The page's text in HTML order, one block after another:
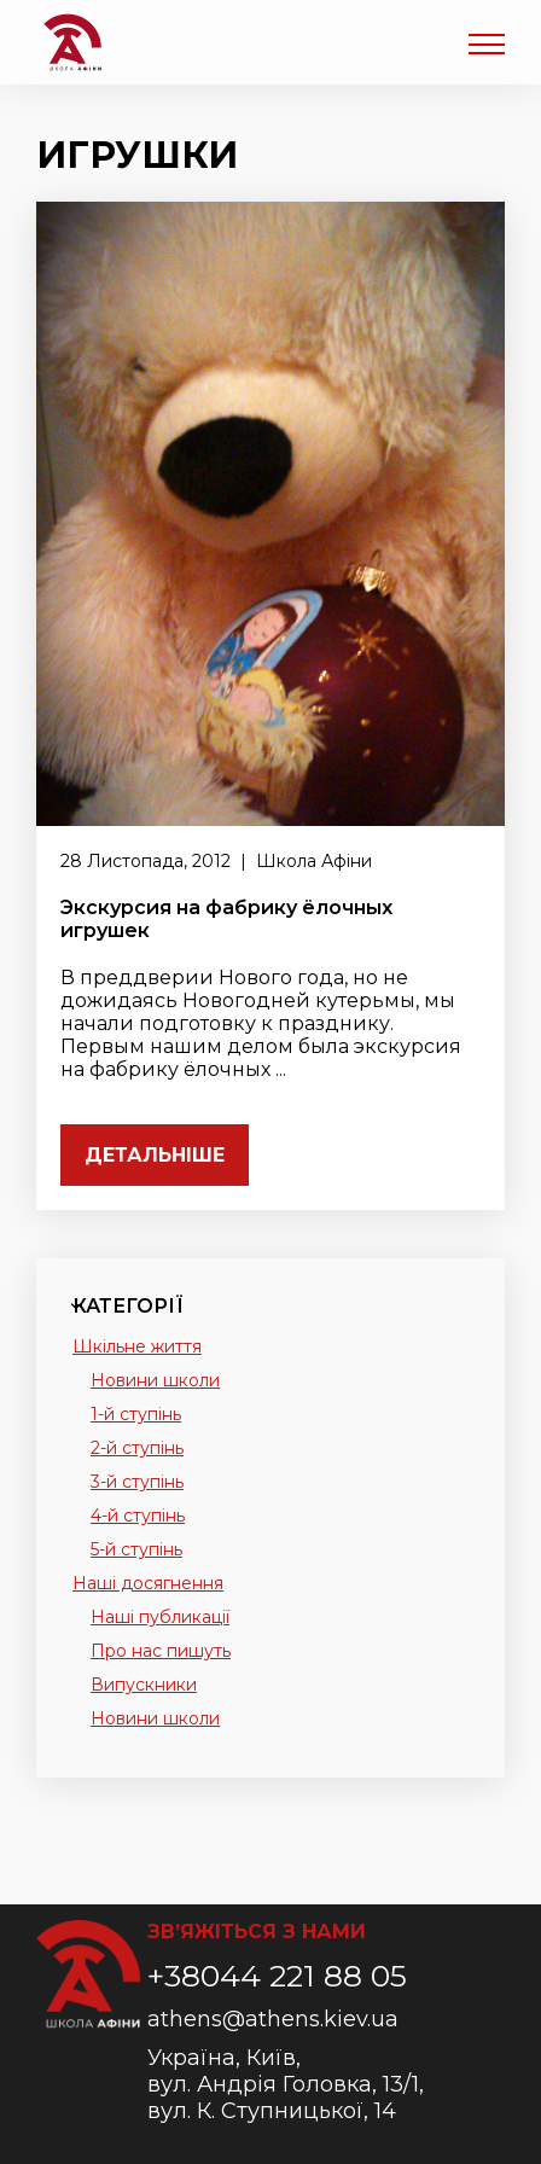
ИГРУШКИ
28 Листопада, 2012 | Школа Афіни
Экскурсия на фабрику ёлочных
игрушек
В преддверии Нового года, но не
дожидаясь Новогодней кутерьмы, мы
начали подготовку к празднику.
Первым нашим делом была экскурсия
на фабрику ёлочных ...
ДЕТАЛЬНІШЕ
КАТЕГОРІЇ
Шкільне життя
Новини школи
1-й ступінь
2-й ступінь
3-й ступінь
4-й ступінь
5-й ступінь
Наші досягнення
Наші публикації
Про нас пишуть
Випускники
Новини школи
ЗВ’ЯЖІТЬСЯ З НАМИ
+38044 221 88 05
athens@athens.kiev.ua
Україна, Київ,
вул. Андрія Головка, 13/1,
вул. К. Ступницької, 14